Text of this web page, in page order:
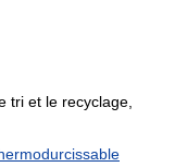
tri et le recyclage,